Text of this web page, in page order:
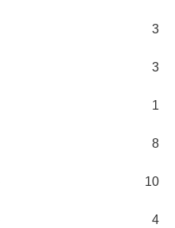
3
3
1
8
10
4